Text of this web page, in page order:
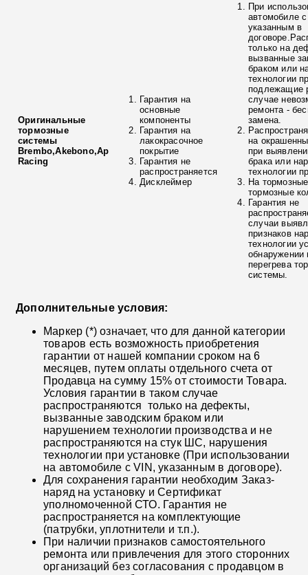
Оригинальные
тормозные
системы
Brembo,Akebono,Ap
Racing
Гарантия на
основные
компоненты
Гарантия на
лакокрасочное
покрытие
Гарантия не
распространяется
Дисклеймер
При
автомобиле
указанным в
только на
вызванные
браком или
технологии
подлежащие
случае
ремонта -
замена.
на
при
брака или
технологии
На
тормозные
Гарантия не
случаи
признаков
технологии
обнаружении
перегрева
системы.
Дополнительные условия:
Маркер (*) означает, что для данной категории
товаров есть возможность приобретения
гарантии от нашей компании сроком на 6
месяцев, путем оплаты отдельного счета от
Продавца на сумму 15% от стоимости Товара.
Условия гарантии в таком случае
распространяются только на дефекты,
вызванные заводским браком или
нарушением технологии производства и не
распространяются на стук ШС, нарушения
технологии при установке (При использовании
на автомобиле с VIN, указанным в договоре).
Для сохранения гарантии необходим Заказ-
наряд на установку и Сертификат
уполномоченной СТО. Гарантия не
распространяется на комплектующие
(патрубки, уплотнители и т.п.).
При наличии признаков самостоятельного
ремонта или привлечения для этого сторонних
организаций без согласования с продавцом в